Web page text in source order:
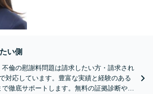
い側
不倫の慰謝料問題は請求したい方・請求され
対応しています。豊富な実績と経験のある
徹底サポートします。無料の証拠診断や着